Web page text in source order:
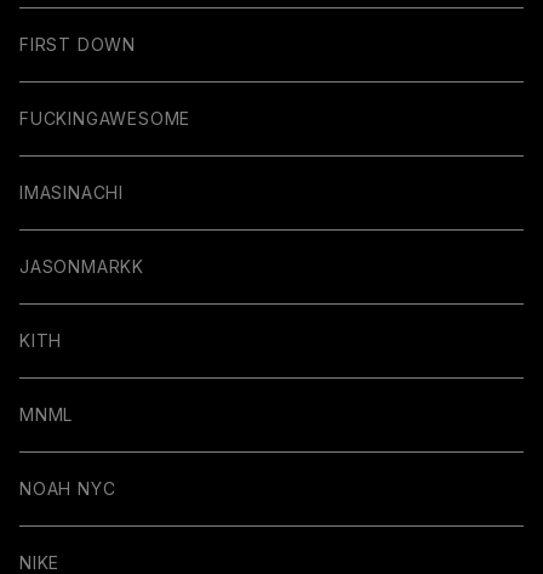
FIRST DOWN
FUCKINGAWESOME
IMASINACHI
JASONMARKK
KITH
MNML
NOAH NYC
NIKE